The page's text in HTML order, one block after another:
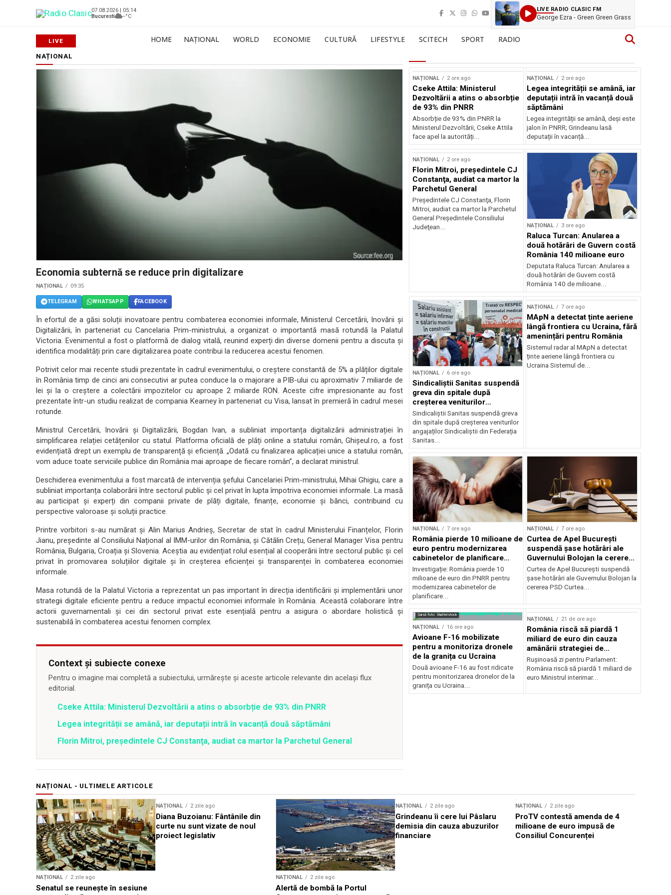
07.08.2026 | 05:14
Bucuresti
--°C
LIVE RADIO CLASIC FM
George Ezra - Green Green Grass
HOME NAȚIONAL WORLD ECONOMIE CULTURĂ LIFESTYLE SCITECH SPORT RADIO
NAȚIONAL
Economia subternă se reduce prin digitalizare
NAȚIONAL 09:35
TELEGRAM WHATSAPP FACEBOOK
În efortul de a găsi soluții inovatoare pentru combaterea economiei informale, Ministerul Cercetării, Inovării și
Digitalizării, în parteneriat cu Cancelaria Prim-ministrului, a organizat o importantă masă rotundă la Palatul
Victoria. Evenimentul a fost o platformă de dialog vitală, reunind experți din diverse domenii pentru a discuta și
identifica modalități prin care digitalizarea poate contribui la reducerea acestui fenomen.
Potrivit celor mai recente studii prezentate în cadrul evenimentului, o creștere constantă de 5% a plăților digitale
în România timp de cinci ani consecutivi ar putea conduce la o majorare a PIB-ului cu aproximativ 7 miliarde de
lei și la o creștere a colectării impozitelor cu aproape 2 miliarde RON. Aceste cifre impresionante au fost
prezentate într-un studiu realizat de compania Kearney în parteneriat cu Visa, lansat în premieră în cadrul mesei
rotunde.
Ministrul Cercetării, Inovării și Digitalizării, Bogdan Ivan, a subliniat importanța digitalizării administrației în
simplificarea relației cetățenilor cu statul. Platforma oficială de plăți online a statului român, Ghișeul.ro, a fost
evidențiată drept un exemplu de transparență și eficiență. „Odată cu finalizarea aplicației unice a statului român,
vom aduce toate serviciile publice din România mai aproape de fiecare român”, a declarat ministrul.
Deschiderea evenimentului a fost marcată de intervenția șefului Cancelariei Prim-ministrului, Mihai Ghigiu, care a
subliniat importanța colaborării între sectorul public și cel privat în lupta împotriva economiei informale. La masă
au participat și experți din companii private de plăți digitale, finanțe, economie și bănci, contribuind cu
perspective valoroase și soluții practice.
Printre vorbitori s-au numărat și Alin Marius Andrieș, Secretar de stat în cadrul Ministerului Finanțelor, Florin
Jianu, președinte al Consiliului Național al IMM-urilor din România, și Cătălin Crețu, General Manager Visa pentru
România, Bulgaria, Croația şi Slovenia. Aceștia au evidențiat rolul esențial al cooperării între sectorul public și cel
privat în promovarea soluțiilor digitale și în creșterea eficienței și transparenței în combaterea economiei
informale.
Masa rotundă de la Palatul Victoria a reprezentat un pas important în direcția identificării și implementării unor
strategii digitale eficiente pentru a reduce impactul economiei informale în România. Această colaborare între
actorii guvernamentali și cei din sectorul privat este esențială pentru a asigura o abordare holistică și
sustenabilă în combaterea acestui fenomen complex.
Context și subiecte conexe
Pentru o imagine mai completă a subiectului, urmărește și aceste articole relevante din același flux
editorial.
Cseke Attila: Ministerul Dezvoltării a atins o absorbție de 93% din PNRR
Legea integrității se amână, iar deputații intră în vacanță două săptămâni
Florin Mitroi, preşedintele CJ Constanţa, audiat ca martor la Parchetul General
NAȚIONAL 2 ore ago
Cseke Attila: Ministerul
Dezvoltării a atins o absorbție
de 93% din PNRR
Absorbție de 93% din PNRR la
Ministerul Dezvoltării, Cseke Attila
face apel la autorități...
NAȚIONAL 2 ore ago
Legea integrității se amână, iar
deputații intră în vacanță două
săptămâni
Legea integrității se amână, deși este
jalon în PNRR; Grindeanu lasă
deputații în vacanță...
NAȚIONAL 2 ore ago
Florin Mitroi, preşedintele CJ
Constanţa, audiat ca martor la
Parchetul General
Preşedintele CJ Constanţa, Florin
Mitroi, audiat ca martor la Parchetul
General Preşedintele Consiliului
Judeţean...
NAȚIONAL 3 ore ago
Raluca Turcan: Anularea a
două hotărâri de Guvern costă
România 140 milioane euro
Deputata Raluca Turcan: Anularea a
două hotărâri de Guvern costă
România 140 de milioane...
NAȚIONAL 6 ore ago
Sindicaliștii Sanitas suspendă
greva din spitale după
creșterea veniturilor
angajaților
Sindicaliștii Sanitas suspendă greva
din spitale după creșterea veniturilor
angajaților Sindicaliștii din Federația
Sanitas...
NAȚIONAL 7 ore ago
MApN a detectat ținte aeriene
lângă frontiera cu Ucraina, fără
amenințări pentru România
Sistemul radar al MApN a detectat
ținte aeriene lângă frontiera cu
Ucraina Sistemul de...
NAȚIONAL 7 ore ago
România pierde 10 milioane de
euro pentru modernizarea
cabinetelor de planificare
familială
Investigație: România pierde 10
milioane de euro din PNRR pentru
modernizarea cabinetelor de
planificare...
NAȚIONAL 7 ore ago
Curtea de Apel București
suspendă șase hotărâri ale
Guvernului Bolojan la cererea
PSD
Curtea de Apel București suspendă
șase hotărâri ale Guvernului Bolojan la
cererea PSD Curtea...
Sursă foto: Shutterstock
NAȚIONAL 16 ore ago
Avioane F-16 mobilizate
pentru a monitoriza dronele
de la granița cu Ucraina
Două avioane F-16 au fost ridicate
pentru monitorizarea dronelor de la
granița cu Ucraina...
NAȚIONAL 21 de ore ago
România riscă să piardă 1
miliard de euro din cauza
amânării strategiei de
biodiversitate
Rușinoasă zi pentru Parlament:
România riscă să piardă 1 miliard de
euro Ministrul interimar...
NAȚIONAL - ULTIMELE ARTICOLE
NAȚIONAL 2 zile ago
Senatul se reunește în sesiune
NAȚIONAL 2 zile ago
Diana Buzoianu: Fântânile din
curte nu sunt vizate de noul
proiect legislativ
NAȚIONAL 2 zile ago
Alertă de bombă la Portul
NAȚIONAL 2 zile ago
Grindeanu îi cere lui Pâslaru
demisia din cauza abuzurilor
financiare
NAȚIONAL 2 zile ago
ProTV contestă amenda de 4
milioane de euro impusă de
Consiliul Concurenței